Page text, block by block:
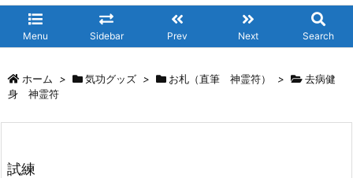
Menu Sidebar Prev Next Search
ホーム > 気功グッズ > お札（直筆 神霊符） >
去病健
身 神霊符
試練